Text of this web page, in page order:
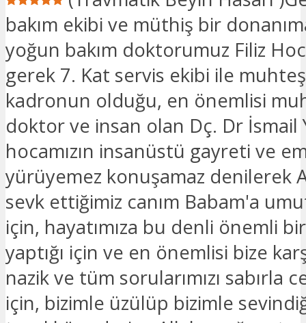
bakım ekibi ve müthiş bir
yoğun bakım doktorumuz Filiz
gerek 7. Kat servis ekibi ile
kadronun olduğu, en önemlisi
doktor ve insan olan Dç. Dr İsmail
hocamızın insanüstü gayreti ve
yürüyemez konuşamaz denilerek
sevk ettiğimiz canım Babam'a
için, hayatımıza bu denli önemli
yaptığı için ve en önemlisi bize
nazik ve tüm sorularımızı sabırla
için, bizimle üzülüp bizimle